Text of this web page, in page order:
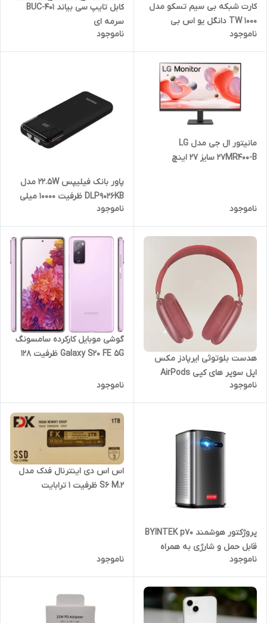
کارت شبکه بی سیم تسکو مدل
TW 1000 دانگل یو اس بی
ناموجود
کابل تایپ سی بیاند BUC-401
سرمه ای
ناموجود
مانیتور ال جی مدل LG
27MR400-B سایز 27 اینچ
ناموجود
پاور بانک فیلیپس 22.5W مدل
DLP9026KB ظرفیت 10000 میلی
آمپر ساعت با کابل
ناموجود
هدست بلوتوثی ایرپادز مکس
اپل سوپر های کپی AirPods
Max
ناموجود
گوشی موبایل کارکرده سامسونگ
Galaxy S20 FE 5G ظرفیت 128
ناموجود
پروژکتور هوشمند BYINTEK p70
قابل حمل و شارژی به همراه
کیف و سه پایه
ناموجود
اس اس دی اینترنال فدک مدل
S6 M.2 ظرفیت 1 ترابایت
ناموجود